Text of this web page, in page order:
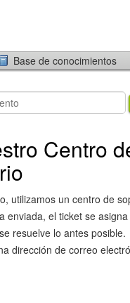
Base de conocimientos
Centro
utilizamos un centro de
enviada, el ticket se
resuelve lo antes posible.
dirección de correo